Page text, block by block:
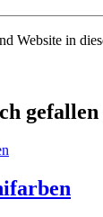
Website in